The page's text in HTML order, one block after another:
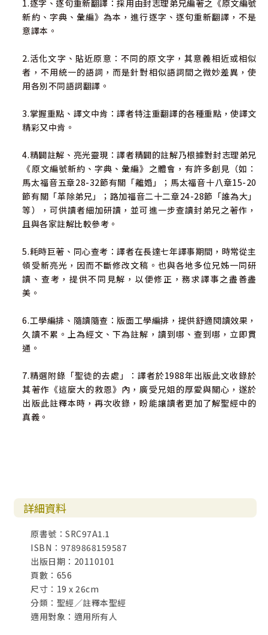
1.逐字、逐句重新翻譯：採用由封志理弟兄編著之《原文編號
新約、字典、彙編》為本，進行逐字、逐句重新翻譯，不是
意譯本。
2.活化文字、貼近原意：不同的原文字，其意義相近或相似
者，不用統一的語詞，而是針對相似語詞間之微妙差異，使
用各別不同語詞翻譯。
3.掌握重點、譯文中肯：譯者特注重翻譯的各種重點，使譯文
精彩又中肯。
4.精闢註解、亮光靈現：譯者精闢的註解乃根據對封志理弟兄
《原文編號新約、字典、彙編》之體會，有許多創見（如：
馬太福音五章28-32節有關「離婚」；馬太福音十八章15-20
節有關「革除弟兄」；路加福音二十二章24-28節「誰為大」
等），可供讀者細加研讀，並可進一步查讀封弟兄之著作，
且與各家註解比較參考。
5.耗時巨著、同心查考：譯者在長達七年譯事期間，時常從主
領受新亮光，因而不斷修改文稿。也與各地多位兄姊一同研
讀、查考，提供不同見解，以便修正，務求譯事之盡善盡
美。
6.工學編排、隨讀隨查：版面工學編排，提供舒適閱讀效果，
久讀不累。上為經文、下為註解，讀到哪、查到哪，立即貫
通。
7.精選附錄「聖徒的去處」：譯者於1988年出版此文收錄於
其著作《這麼大的救恩》內，廣受兄姐的厚愛與關心，遂於
出版此註釋本時，再次收錄，盼能讓讀者更加了解聖經中的
真義。
詳細資料
原書號：SRC97A1.1
ISBN：9789868159587
出版日期：20110101
頁數：656
尺寸：19 x 26cm
分類：聖經／註釋本聖經
適用對象：適用所有人